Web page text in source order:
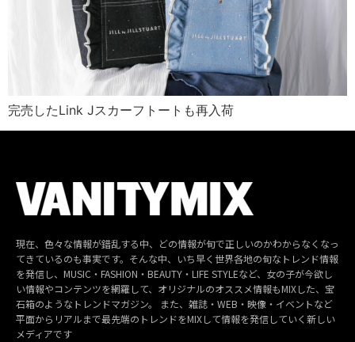
完売したLink Jスカーフトートも再入荷
現在、色々な情報が錯乱する中、どの情報が旬で正しいのかわからなくなっ
てきているのも事実です。そんな中、いち早く世界各地の旬なトレンド情報
を発信し、MUSIC・FASHION・BEAUTY・LIFE STYLEなど、女の子が今欲し
い情報やコンテンツを網羅して、オリジナルのオススメ情報もMIXした、宝
石箱のようなトレンドマガジン。 また、雑誌・WEB・映像・イベントなど
平面からリアルまで最先端のトレンドをMIXして情報を発信していく新しい
メディアです